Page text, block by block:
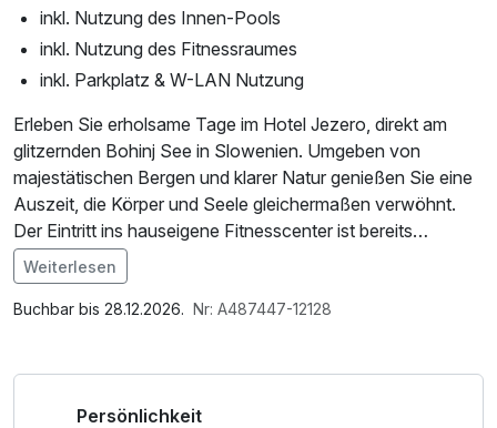
inkl. Nutzung des Innen-Pools
inkl. Nutzung des Fitnessraumes
inkl. Parkplatz & W-LAN Nutzung
Erleben Sie erholsame Tage im Hotel Jezero, direkt am
glitzernden Bohinj See in Slowenien. Umgeben von
majestätischen Bergen und klarer Natur genießen Sie eine
Auszeit, die Körper und Seele gleichermaßen verwöhnt.
Der Eintritt ins hauseigene Fitnesscenter ist bereits
inklusive und bietet Ihnen die perfekte Ergänzung zu
entspannenden Momenten am See. Gönnen Sie sich
diesen Kurzurlaub voller Wohlbefinden, Aktivität und
Im Angebot enthalten
Parkplatz, Nutzung des Fitnessbereichs, W-LAN Nutzung /
Weiterlesen
Buchbar bis 28.12.2026. Nr: A487447-12128
Persönlichkeit